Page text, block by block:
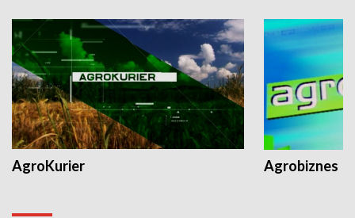
AgroKurier Agrobiznes